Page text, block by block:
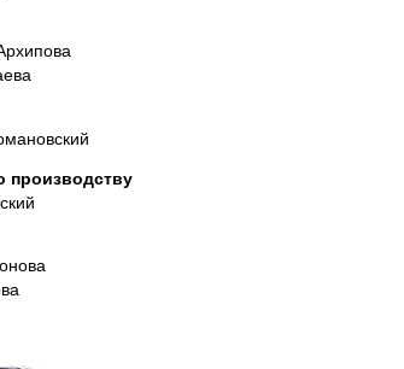
производству